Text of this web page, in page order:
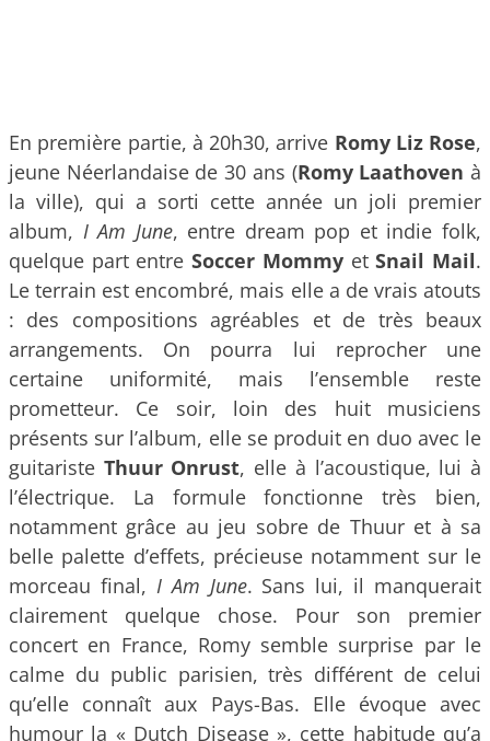
En première partie, à 20h30, arrive Romy Liz Rose,
jeune Néerlandaise de 30 ans (Romy Laathoven à
la ville), qui a sorti cette année un joli premier
album, I Am June, entre dream pop et indie folk,
quelque part entreSoccer MommyetSnail Mail.
Le terrain est encombré, mais elle a de vrais atouts
: des compositions agréables et de très beaux
arrangements. On pourra lui reprocher une
certaine uniformité, mais l’ensemble reste
prometteur. Ce soir, loin des huit musiciens
présents sur l’album, elle se produit en duo avec le
guitariste Thuur Onrust, elle à l’acoustique, lui à
l’électrique. La formule fonctionne très bien,
notamment grâce au jeu sobre de Thuur et à sa
belle palette d’effets, précieuse notamment sur le
morceau final, I Am June. Sans lui, il manquerait
clairement quelque chose. Pour son premier
concert en France, Romy semble surprise par le
calme du public parisien, très différent de celui
qu’elle connaît aux Pays-Bas. Elle évoque avec
humour la « Dutch Disease », cette habitude qu’a